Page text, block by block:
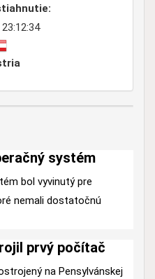
systém
bol vyvinutý pre
nemali dostatočnú
prvý počítač
na Pensylvánskej